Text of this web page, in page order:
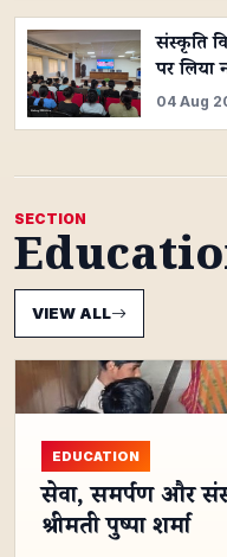
संस्कृति
पर
04 Aug
SECTION
VIEW ALL
EDUCATION
सेवा, समर्पण और
श्रीमती पुष्पा शर्मा